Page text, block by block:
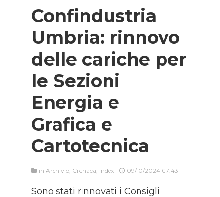
Confindustria
Umbria: rinnovo
delle cariche per
le Sezioni
Energia e
Grafica e
Cartotecnica
in Archivio Cronaca Index 09/10/2024 07:43
Sono stati rinnovati i Consigli